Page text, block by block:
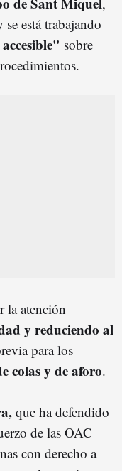
está trabajando
sobre
la atención
y reduciendo al
para los
colas y de aforo.
que ha defendido
de las OAC
con derecho a